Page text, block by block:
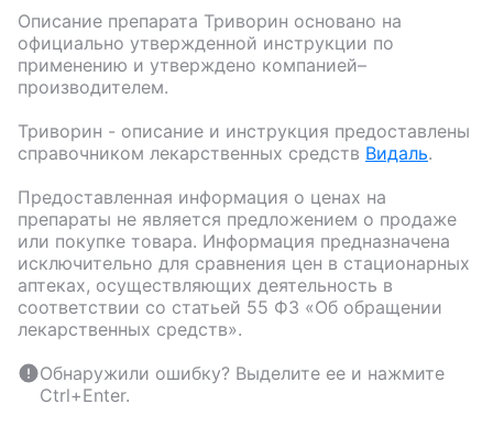
Описание препарата Триворин основано на
официально утвержденной инструкции по
применению и утверждено компанией–
производителем.
Триворин - описание и инструкция предоставлены
справочником лекарственных средств Видаль.
Предоставленная информация о ценах на
препараты не является предложением о продаже
или покупке товара. Информация предназначена
исключительно для сравнения цен в стационарных
аптеках, осуществляющих деятельность в
соответствии со статьей 55 ФЗ «Об обращении
лекарственных средств».
Обнаружили ошибку? Выделите ее и нажмите
Ctrl+Enter.